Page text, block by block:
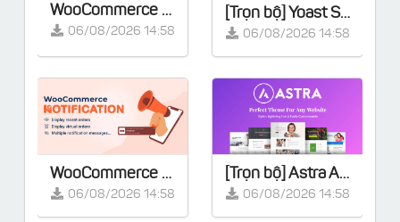
WooCommerce Smart Manager Pro v8.95.0
06/08/2026 14:58
[Trọn bộ] Yoast SEO Premium v28.2 - Full Extensions
06/08/2026 14:58
WooCommerce Notification | Boost Your Sales - Live Feed Sales - Recent Sales Popup - Upsells
06/08/2026 14:58
[Trọn bộ] Astra Agency Bundle - Lifetime
06/08/2026 14:58